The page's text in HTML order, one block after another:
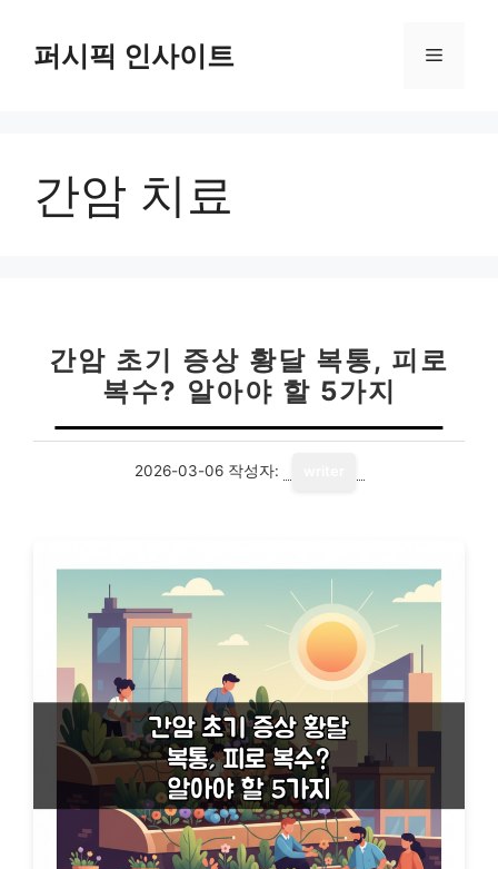
퍼시픽 인사이트 메
간암 치료
간암 초기 증상 황달 복통, 피로
복수? 알아야 할 5가지
2026-03-06 작성자: